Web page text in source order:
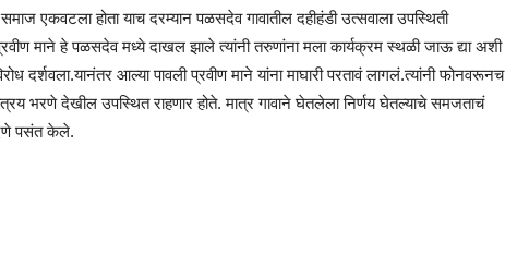
एकवटला होता याच दरम्यान पळसदेव गावातील दहीहंडी उत्सवाला उपस्थिती
माने हे पळसदेव मध्ये दाखल झाले त्यांनी तरुणांना मला कार्यक्रम स्थळी जाऊ द्या अशी
दर्शवला.यानंतर आल्या पावली प्रवीण माने यांना माघारी परतावं लागलं.त्यांनी फोनवरूनच
भरणे देखील उपस्थित राहणार होते. मात्र गावाने घेतलेला निर्णय घेतल्याचे समजताचं
पसंत केले.